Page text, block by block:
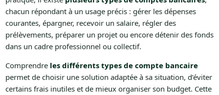
chacun répondant à un usage précis : gérer les dépenses
courantes, épargner, recevoir un salaire, régler des
prélèvements, préparer un projet ou encore détenir des fonds
dans un cadre professionnel ou collectif.
Comprendre les différents types de compte bancaire
permet de choisir une solution adaptée à sa situation, d’éviter
certains frais inutiles et de mieux organiser son budget. Cette